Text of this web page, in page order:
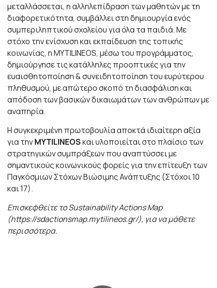
μεταλλάσσεται, η αλληλεπίδραση των μαθητών με τη
διαφορετικότητα, συμβάλλει στη δημιουργία ενός
συμπεριληπτικού σχολείου για όλα τα παιδιά. Με
στόχο την ενίσχυση και εκπαίδευση της τοπικής
κοινωνίας, η MYTILINEOS, μέσω του προγράμματος,
δημιούργησε τις κατάλληλες προοπτικές για την
ευαισθητοποίηση & συνειδητοποίηση του ευρύτερου
πληθυσμού, με απώτερο σκοπό τη διασφάλιση και
απόδοση των βασικών δικαιωμάτων των ανθρώπων με
αναπηρία.
Η συγκεκριμένη πρωτοβουλία αποκτά ιδιαίτερη αξία
για τηνMYTILINEOSκαι υλοποιείται στο πλαίσιο των
στρατηγικών συμπράξεων που αναπτύσσει με
σημαντικούς κοινωνικούς φορείς για την επίτευξη των
Παγκόσμιων Στόχων Βιώσιμης Ανάπτυξης (Στόχοι 10
και 17).
Επισκεφθείτε τοSustainability Actions Map
(https://sdactionsmap.mytilineos.gr/), για να μάθετε
περισσότερα.